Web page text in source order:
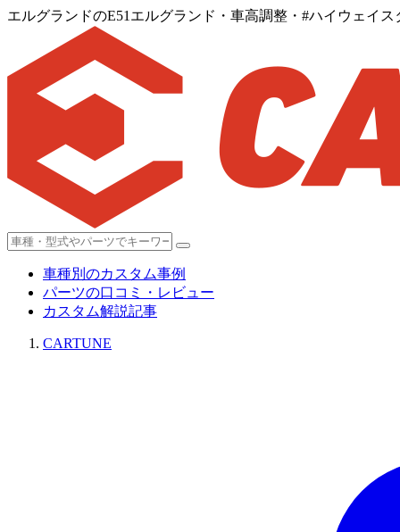
エルグランドのE51エルグランド・車高調整・#ハイウェイ
車種別のカスタム事例
パーツの口コミ・レビュー
カスタム解説記事
CARTUNE